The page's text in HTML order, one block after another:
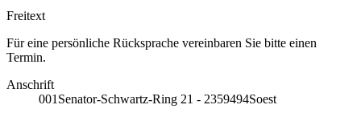
Freitext
Für eine persönliche Rücksprache vereinbaren Sie bitte einen
Termin.
Anschrift
001Senator-Schwartz-Ring 21 - 2359494Soest